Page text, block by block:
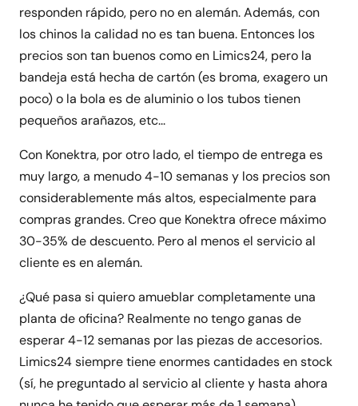
responden rápido, pero no en alemán. Además, con
los chinos la calidad no es tan buena. Entonces los
precios son tan buenos como en Limics24, pero la
bandeja está hecha de cartón (es broma, exagero un
poco) o la bola es de aluminio o los tubos tienen
pequeños arañazos, etc...
Con Konektra, por otro lado, el tiempo de entrega es
muy largo, a menudo 4-10 semanas y los precios son
considerablemente más altos, especialmente para
compras grandes. Creo que Konektra ofrece máximo
30-35% de descuento. Pero al menos el servicio al
cliente es en alemán.
¿Qué pasa si quiero amueblar completamente una
planta de oficina? Realmente no tengo ganas de
esperar 4-12 semanas por las piezas de accesorios.
Limics24 siempre tiene enormes cantidades en stock
(sí, he preguntado al servicio al cliente y hasta ahora